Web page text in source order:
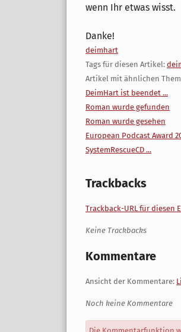
wenn Ihr etwas wisst.
Danke!
Kategorien:
deimhart
Tags für diesen Artikel:
Artikel mit ähnlichen
DeimHart ist beendet ...
Roman wurde gefunden
Roman wurde gesehen
European Podcast Award
SystemRescueCD ...
Trackbacks
Trackback-URL für diesen
Keine Trackbacks
Kommentare
Ansicht der Kommentare:
Noch keine Kommentare